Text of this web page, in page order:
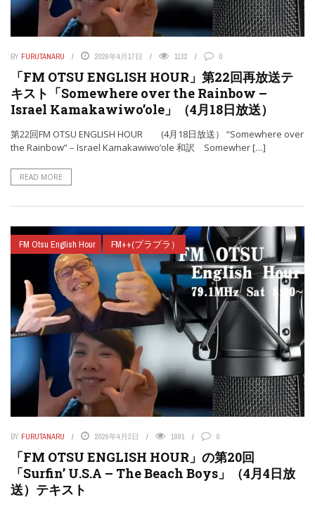
BY FURUTANARU 2026年4月17日 1132 0
「FM OTSU ENGLISH HOUR」第22回再放送テ
キスト「Somewhere over the Rainbow –
Israel Kamakawiwo’ole」（4月18日放送）
第22回FM OTSU ENGLISH HOUR (4月18日放送） “Somewhere over
the Rainbow” – Israel Kamakawiwo’ole 和訳 Somewher […]
READ MORE
FM Otsu English Hour FM++(プラプラ）
BY FURUTANARU 2026年4月3日 1891 0
「FM OTSU ENGLISH HOUR」の第20回
「Surfin’ U.S.A – The Beach Boys」（4月4日放
送）テキスト